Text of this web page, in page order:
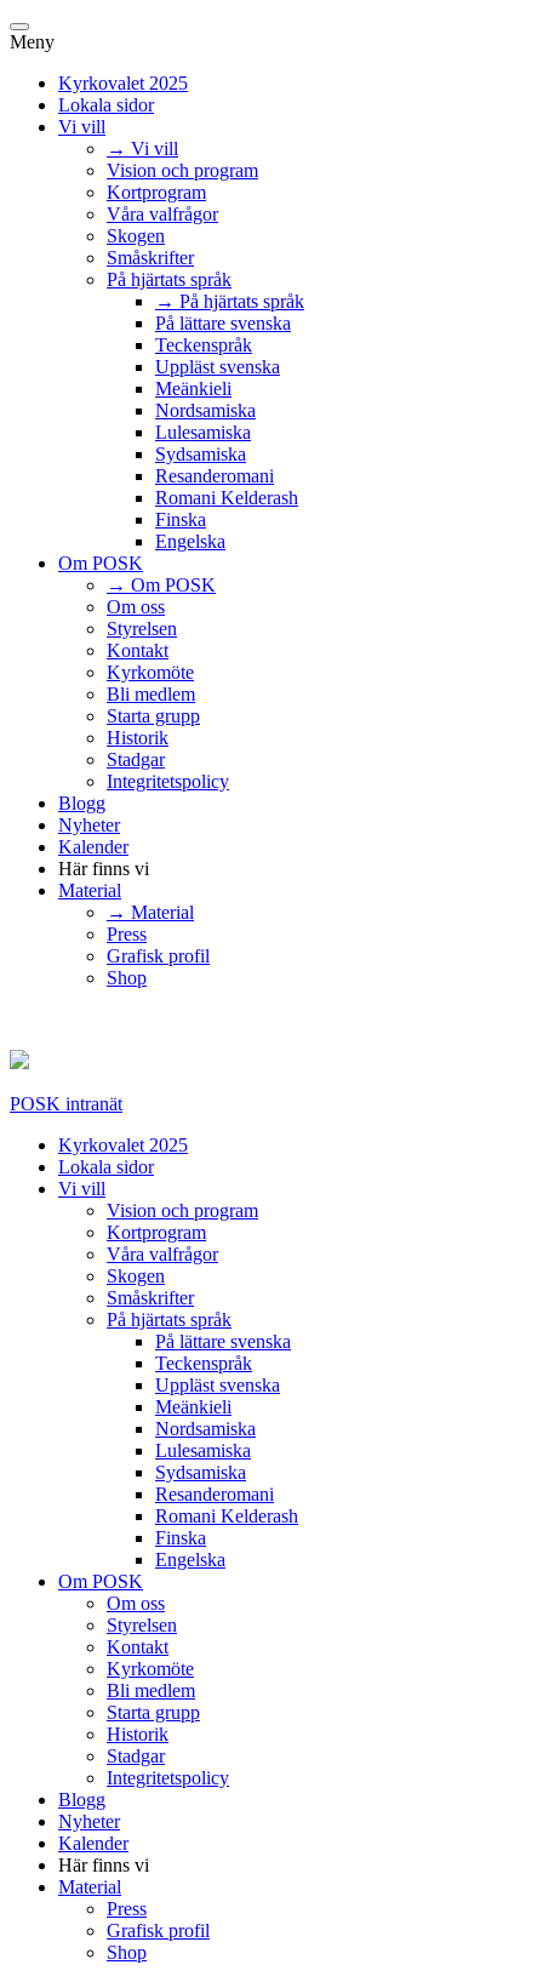
Meny
Kyrkovalet 2025
Lokala sidor
Vi vill
→ Vi vill
Vision och program
Kortprogram
Våra valfrågor
Skogen
Småskrifter
På hjärtats språk
→ På hjärtats språk
På lättare svenska
Teckenspråk
Uppläst svenska
Meänkieli
Nordsamiska
Lulesamiska
Sydsamiska
Resanderomani
Romani Kelderash
Finska
Engelska
Om POSK
→ Om POSK
Om oss
Styrelsen
Kontakt
Kyrkomöte
Bli medlem
Starta grupp
Historik
Stadgar
Integritetspolicy
Blogg
Nyheter
Kalender
Här finns vi
Material
→ Material
Press
Grafisk profil
Shop
POSK intranät
Kyrkovalet 2025
Lokala sidor
Vi vill
Vision och program
Kortprogram
Våra valfrågor
Skogen
Småskrifter
På hjärtats språk
På lättare svenska
Teckenspråk
Uppläst svenska
Meänkieli
Nordsamiska
Lulesamiska
Sydsamiska
Resanderomani
Romani Kelderash
Finska
Engelska
Om POSK
Om oss
Styrelsen
Kontakt
Kyrkomöte
Bli medlem
Starta grupp
Historik
Stadgar
Integritetspolicy
Blogg
Nyheter
Kalender
Här finns vi
Material
Press
Grafisk profil
Shop